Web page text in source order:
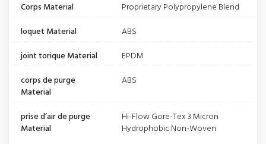
Corps Material
Proprietary Polypropylene Blend
loquet Material
ABS
joint torique Material
EPDM
corps de purge
Material
ABS
prise d’air de purge
Material
Hi-Flow Gore-Tex 3 Micron
Hydrophobic Non-Woven